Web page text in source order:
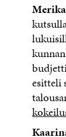
esitteli